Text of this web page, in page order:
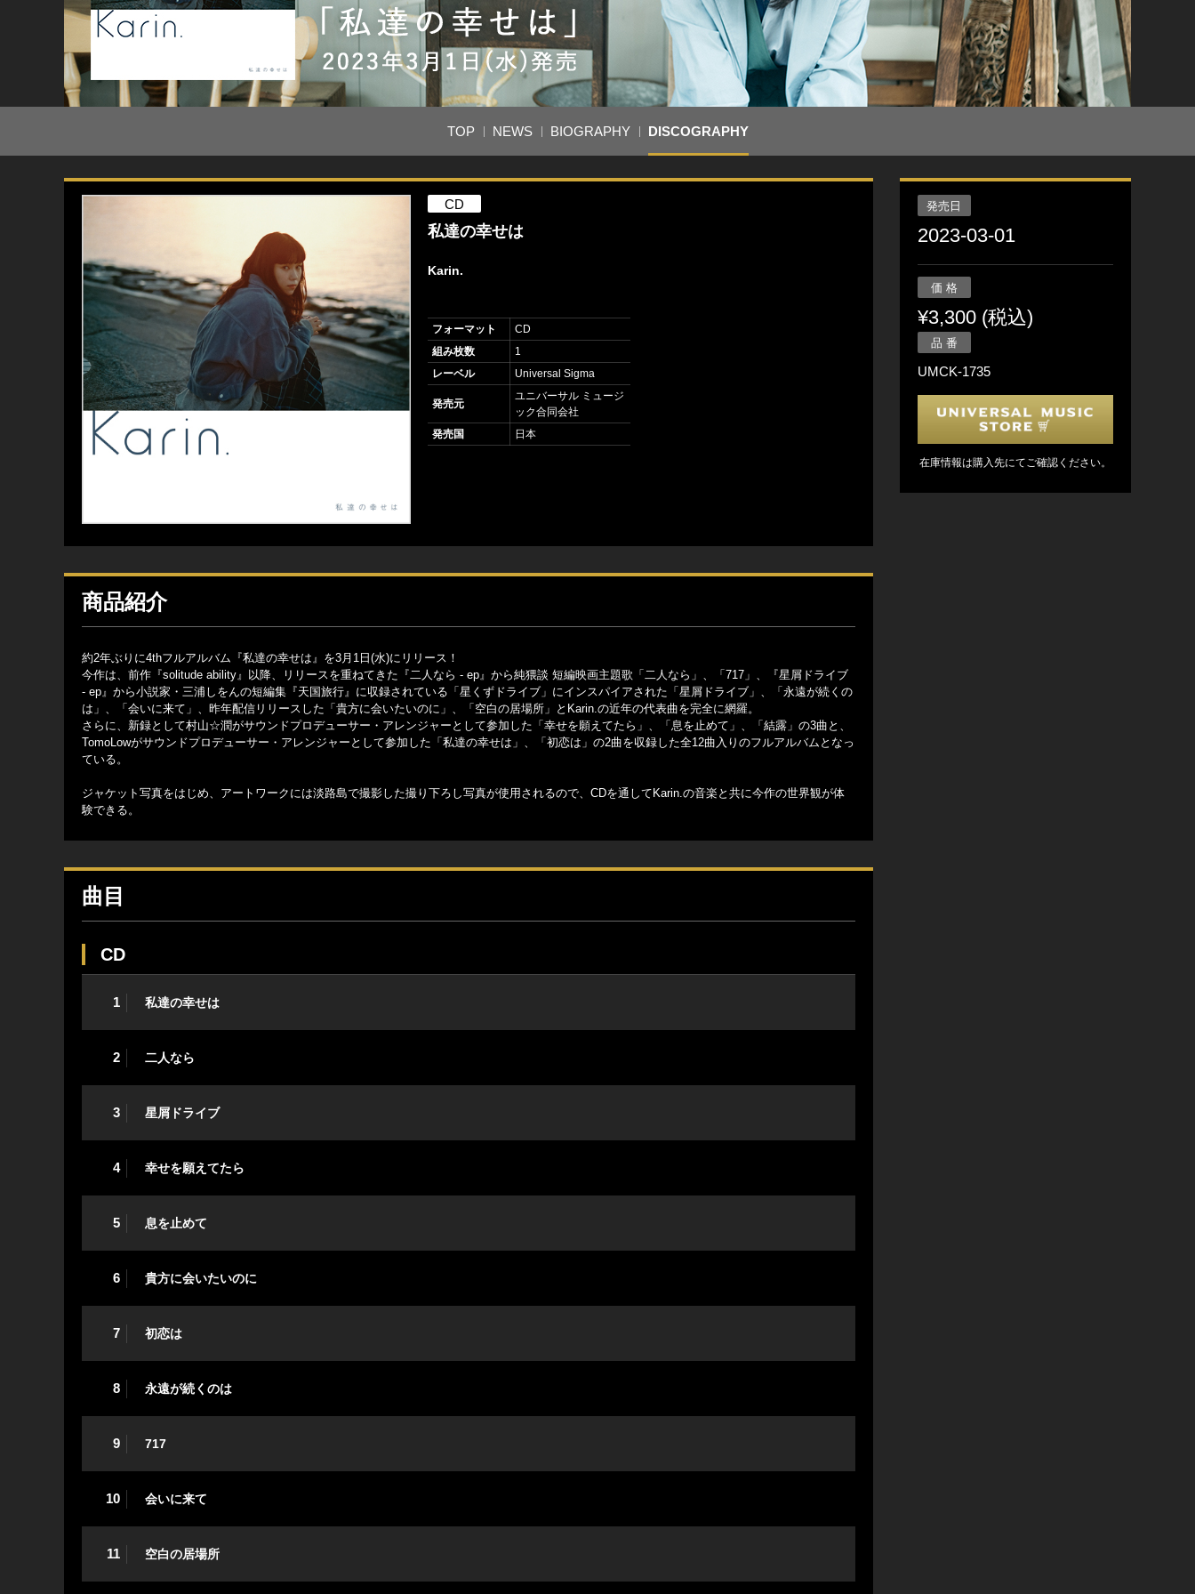
TOP NEWS BIOGRAPHY DISCOGRAPHY
CD
私達の幸せは
Karin.
フォーマット
CD
組み枚数
1
レーベル
Universal Sigma
発売元
ユニバーサル ミュージ
ック合同会社
発売国
日本
商品紹介
約2年ぶりに4thフルアルバム『私達の幸せは』を3月1日(水)にリリース！
今作は、前作『solitude ability』以降、リリースを重ねてきた『二人なら - ep』から純猥談 短編映画主題歌「二人なら」、「717」、『星屑ドライブ
- ep』から小説家・三浦しをんの短編集『天国旅行』に収録されている「星くずドライブ」にインスパイアされた「星屑ドライブ」、「永遠が続くの
は」、「会いに来て」、昨年配信リリースした「貴方に会いたいのに」、「空白の居場所」とKarin.の近年の代表曲を完全に網羅。
さらに、新録として村山☆潤がサウンドプロデューサー・アレンジャーとして参加した「幸せを願えてたら」、「息を止めて」、「結露」の3曲と、
TomoLowがサウンドプロデューサー・アレンジャーとして参加した「私達の幸せは」、「初恋は」の2曲を収録した全12曲入りのフルアルバムとなっ
ている。
ジャケット写真をはじめ、アートワークには淡路島で撮影した撮り下ろし写真が使用されるので、CDを通してKarin.の音楽と共に今作の世界観が体
験できる。
曲目
CD
1 私達の幸せは
2 二人なら
3 星屑ドライブ
4 幸せを願えてたら
5 息を止めて
6 貴方に会いたいのに
7 初恋は
8 永遠が続くのは
9 717
10 会いに来て
11 空白の居場所
発売日
2023-03-01
価 格
¥3,300 (税込)
品 番
UMCK-1735
在庫情報は購入先にてご確認ください。